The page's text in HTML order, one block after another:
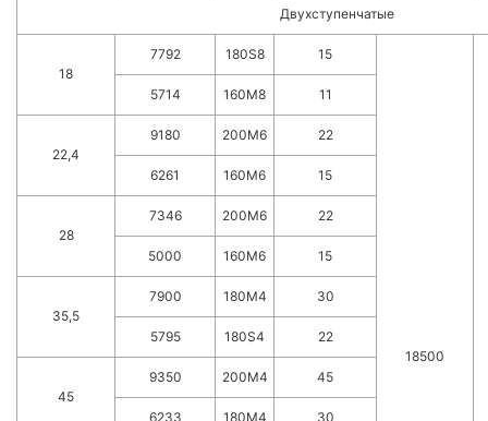
Двухступенчатые
18
7792 180S8 15
18500
5714 160M8 11
22,4
9180 200M6 22
6261 160M6 15
28
7346 200M6 22
5000 160M6 15
35,5
7900 180M4 30
5795 180S4 22
45
9350 200M4 45
6233 180M4 30